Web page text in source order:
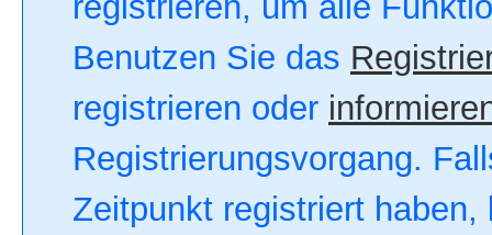
Benutzen Sie das
registrieren oder
Registrierungsvorgang.
Zeitpunkt registriert